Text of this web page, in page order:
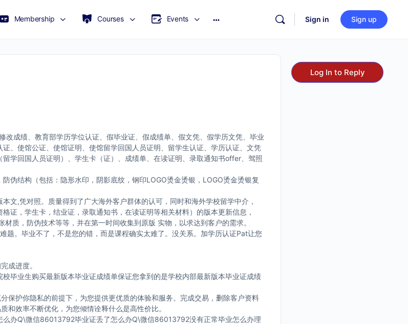
Membership Courses Events Sign in Sign up
成绩、教育部学历学位认证、假毕业证、假成绩单、假文凭、假学历文凭、毕业
、使馆公证、使馆证明、使馆留学回国人员证明、留学生认证、学历认证、文凭
学回国人员证明）、学生卡（证）、成绩单、在读证明、录取通知书offer、驾照
伪结构（包括：隐形水印，阴影底纹，钢印LOGO烫金烫银，LOGO烫金烫银复
文,凭对照。质量得到了广大海外客户群体的认可，同时和海外学校留学中介，
证，学生卡，结业证，录取通知书，在读证明等相关材料）的版本更新信息，
质，防伪技术等等，并在第一时间收集到原版 实物，以求达到客户的需求。
。毕业不了，不是您的错，而是课程确实太难了。没关系。加学历认证Pat让您
成进度。
毕业生购买最新版本毕业证成绩单保证您拿到的是学校内部最新版本毕业证成绩
保护你隐私的前提下，为您提供更优质的体验和服务。完成交易，删除客户资料
和效率不断优化，为您倾情诠释什么是高性价比。
办Q\微信86013792毕业证丢了怎么办Q\微信86013792没有正常毕业怎么办理
Log In to Reply